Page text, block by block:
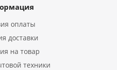
оплаты
доставки
на товар
техники